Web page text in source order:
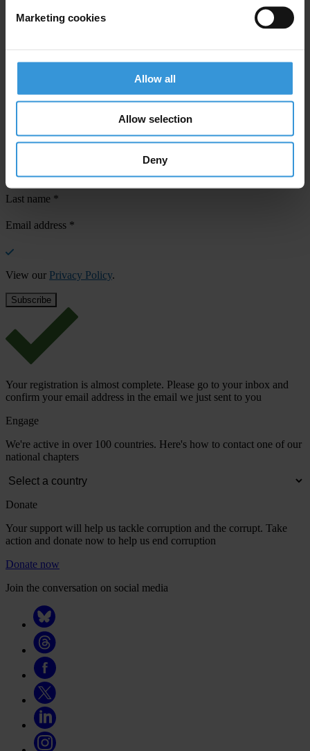
Marketing cookies
Allow all
Allow selection
Deny
confirm your email address in the email we just sent to you
Subscribe to our weekly newsletter to get the latest news and
First name
Last name *
Email address *
View our Privacy Policy.
Your registration is almost complete. Please go to your inbox and
confirm your email address in the email we just sent to you
Engage
We're active in over 100 countries. Here's how to contact one of our
national chapters
Donate
Your support will help us tackle corruption and the corrupt. Take
action and donate now to help us end corruption
Donate now
Join the conversation on social media